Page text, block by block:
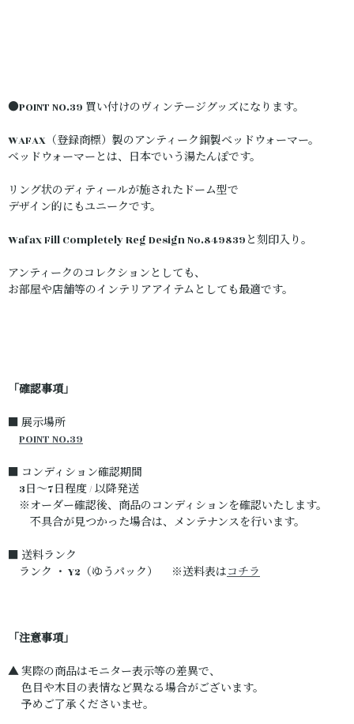
●POINT NO.39 買い付けのヴィンテージグッズになります。
WAFAX（登録商標）製のアンティーク銅製ベッドウォーマー。
ベッドウォーマーとは、日本でいう湯たんぽです。
リング状のディティールが施されたドーム型で
デザイン的にもユニークです。
Wafax Fill Completely Reg Design No.849839と刻印入り。
アンティークのコレクションとしても、
お部屋や店舗等のインテリアアイテムとしても最適です。
「確認事項」
■ 展示場所
POINT NO.39
■ コンディション確認期間
3日～7日程度 / 以降発送
※オーダー確認後、商品のコンディションを確認いたします。
不具合が見つかった場合は、メンテナンスを行います。
■ 送料ランク
ランク ・ Y2（ゆうパック） ※送料表はコチラ
「注意事項」
▲ 実際の商品はモニター表示等の差異で、
色目や木目の表情など異なる場合がございます。
予めご了承くださいませ。